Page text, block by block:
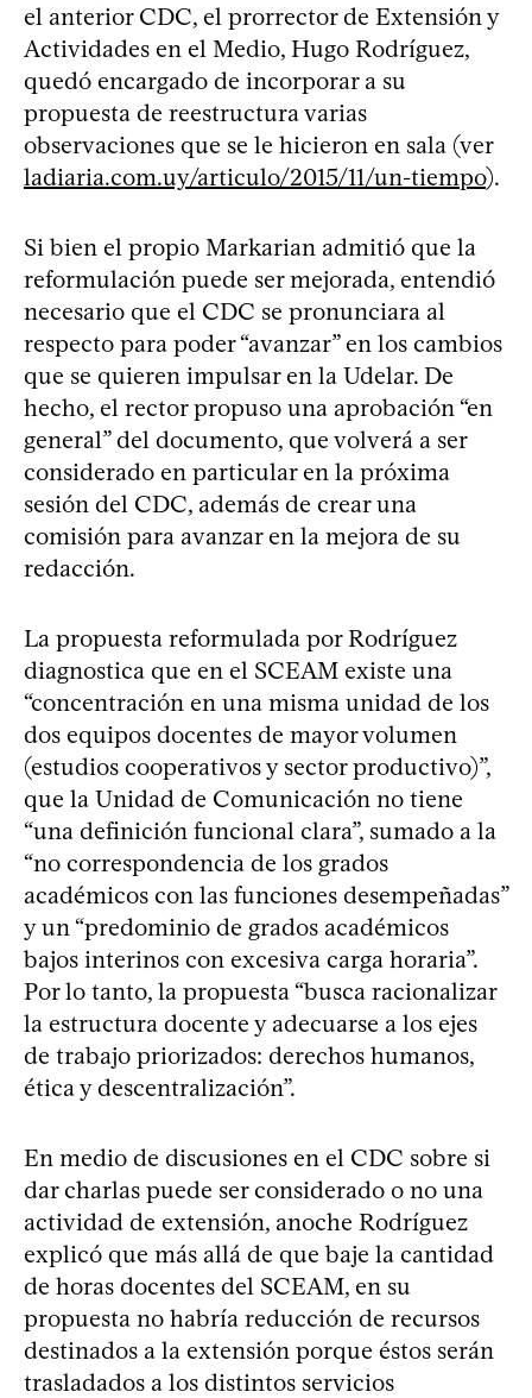
el anterior CDC, el prorrector de Extensión y
Actividades en el Medio, Hugo Rodríguez,
quedó encargado de incorporar a su
propuesta de reestructura varias
observaciones que se le hicieron en sala (ver
ladiaria.com.uy/articulo/2015/11/un-tiempo).
Si bien el propio Markarian admitió que la
reformulación puede ser mejorada, entendió
necesario que el CDC se pronunciara al
respecto para poder “avanzar” en los cambios
que se quieren impulsar en la Udelar. De
hecho, el rector propuso una aprobación “en
general” del documento, que volverá a ser
considerado en particular en la próxima
sesión del CDC, además de crear una
comisión para avanzar en la mejora de su
redacción.
La propuesta reformulada por Rodríguez
diagnostica que en el SCEAM existe una
“concentración en una misma unidad de los
dos equipos docentes de mayor volumen
(estudios cooperativos y sector productivo)”,
que la Unidad de Comunicación no tiene
“una definición funcional clara”, sumado a la
“no correspondencia de los grados
académicos con las funciones desempeñadas”
y un “predominio de grados académicos
bajos interinos con excesiva carga horaria”.
Por lo tanto, la propuesta “busca racionalizar
la estructura docente y adecuarse a los ejes
de trabajo priorizados: derechos humanos,
ética y descentralización”.
En medio de discusiones en el CDC sobre si
dar charlas puede ser considerado o no una
actividad de extensión, anoche Rodríguez
explicó que más allá de que baje la cantidad
de horas docentes del SCEAM, en su
propuesta no habría reducción de recursos
destinados a la extensión porque éstos serán
trasladados a los distintos servicios